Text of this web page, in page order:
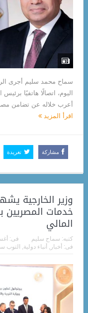
سماح محمد سليم أجرى
اليوم، اتصالًا هاتفيًا
أعرب خلاله عن تضامن مصر
اقرأ المزيد
مشاركة تغريدة
خدمات المصريين
المالي
كتبه: سماح سليم فى:
فى: أخبار , أنباء دولية, التوب